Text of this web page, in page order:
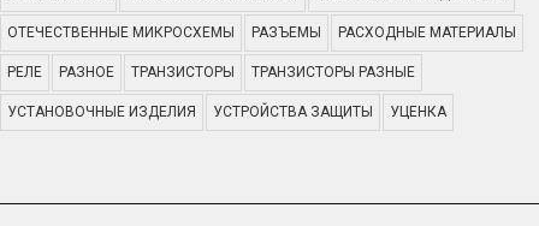
ОТЕЧЕСТВЕННЫЕ МИКРОСХЕМЫ РАЗЪЕМЫ РАСХОДНЫЕ МАТЕРИАЛЫ
РЕЛЕ РАЗНОЕ ТРАНЗИСТОРЫ ТРАНЗИСТОРЫ РАЗНЫЕ
УСТАНОВОЧНЫЕ ИЗДЕЛИЯ УСТРОЙСТВА ЗАЩИТЫ УЦЕНКА